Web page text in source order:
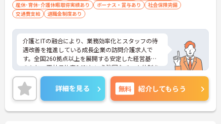
スを軽減できます】
・記録票の提出やシフト確認をすべてスマートフォ
ンで行えるため、手書きの書類作成や事業所への移
動の手間が省けケア業務に集中できます
・定期的な面談を通じて上司がフォローする体制が
あり、訪問介護でありながら孤立することなくチー
ムの支援を受けながら業務に取り組めます
産休･育休･介護休暇取得実績あり
ボーナス・賞与あり
社会保険完備
交通費支給
退職金制度あり
介護とITの融合により、業務効率化とスタッフの待
遇改善を推進している成長企業の訪問介護求人で
す。全国260拠点以上を展開する安定した経営基盤
のもと、正社員比率94%という強固なチーム体制を
構築しています。介護福祉士資格手当や年2回の評価
面談など、専門資格と成果が収入に直結する仕組み
が整っています。夜勤なしの完全週休2日制（曜日固
定）を採用し、日々の記録業務はスマートフォンで
完結するため、施設勤務特有の不規則なシフトや煩
詳細を見る 無料 紹介してもらう